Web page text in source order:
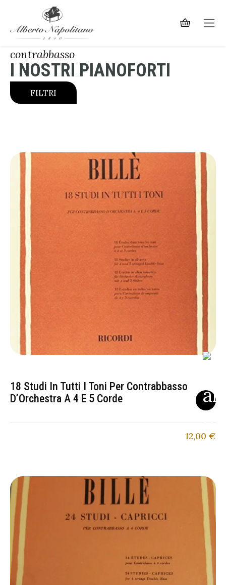
contrabbasso
I NOSTRI PIANOFORTI
FILTRI
18 Studi In Tutti I Toni Per Contrabbasso
D’Orchestra A 4 E 5 Corde
12,00 €